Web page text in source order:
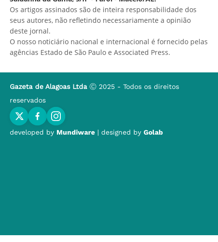
Os artigos assinados são de inteira responsabilidade dos
seus autores, não refletindo necessariamente a opinião
deste jornal.
O nosso noticiário nacional e internacional é fornecido pelas
agências Estado de São Paulo e Associated Press.
Gazeta de Alagoas Ltda Ⓒ 2025 - Todos os direitos
reservados
developed by Mundiware | designed by Golab